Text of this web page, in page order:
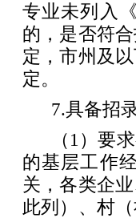
专业未列入
的，是否符
定，市州及
定。
7.具备招
（1）要
的基层工作
关，各类企
此列）、村